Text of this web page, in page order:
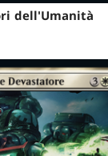
dell'Umanità